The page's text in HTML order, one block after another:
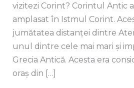
vizitezi Corint? Corintul Antic
amplasat în Istmul Corint.
jumătatea distanței dintre
unul dintre cele mai mari și
Grecia Antică. Acesta era
oraș din […]